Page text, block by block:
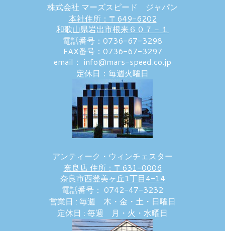
株式会社 マーズスピード ジャパン
本社住所：〒649-6202
和歌山県岩出市根来６０７－１
電話番号：0736-67-3298
FAX番号：0736-67-3297
email： info@mars-speed.co.jp
定休日：毎週火曜日
アンティーク・ウィンチェスター
奈良店 住所：〒631-0006
奈良市西登美ヶ丘1丁目4-14
電話番号： 0742-47-3232
営業日 : 毎週 木・金・土・日曜日
定休日 : 毎週 月・火・水曜日